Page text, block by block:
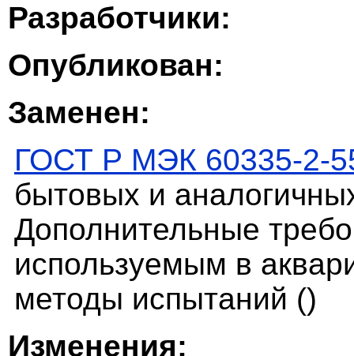
Разработчики:
Опубликован:
Заменен:
ГОСТ Р МЭК 60335-2-
бытовых и
Дополнительные
используемым в
методы испытаний ()
Изменения: